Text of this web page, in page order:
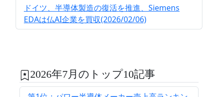
ドイツ、半導体製造の復活を推進、Siemens
EDAは仏AI企業を買収(2026/02/06)
2026年7月のトップ10記事